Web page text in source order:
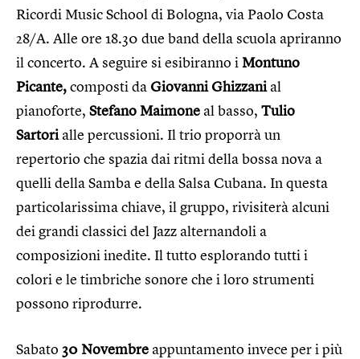
Ricordi Music School di Bologna, via Paolo Costa
28/A. Alle ore 18.30 due band della scuola apriranno
il concerto. A seguire si esibiranno iMontuno
Picante,composti da Giovanni Ghizzanial
pianoforte, Stefano Maimone al basso, Tulio
Sartorialle percussioni. Il trio proporrà un
repertorio che spazia dai ritmi della bossa nova a
quelli della Samba e della Salsa Cubana. In questa
particolarissima chiave, il gruppo, rivisiterà alcuni
dei grandi classici del Jazz alternandoli a
composizioni inedite. Il tutto esplorando tutti i
colori e le timbriche sonore che i loro strumenti
possono riprodurre.
Sabato 30 Novembre appuntamento invece per i più